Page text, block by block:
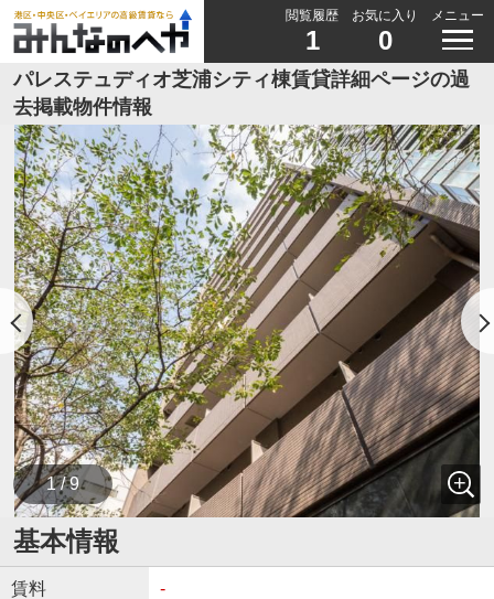
閲覧履歴
1
お気に入り
0
メニュー
パレステュディオ芝浦シティ棟賃貸詳細ページの過
去掲載物件情報
1 / 9
基本情報
賃料 -